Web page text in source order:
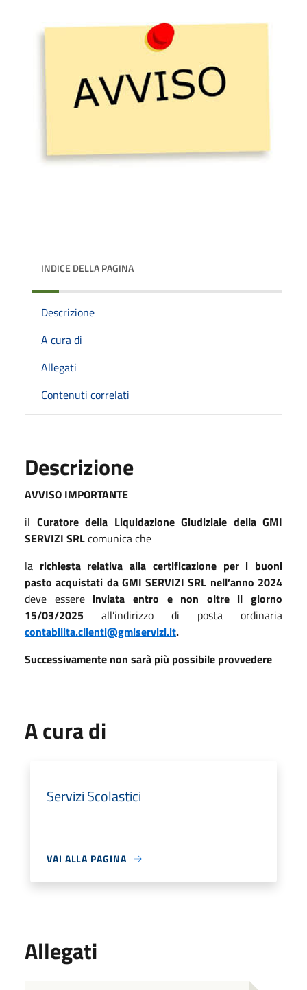
INDICE DELLA PAGINA
Descrizione
A cura di
Allegati
Contenuti correlati
Descrizione
AVVISO IMPORTANTE
il Curatore della Liquidazione Giudiziale della GMI
SERVIZI SRLcomunica che
la richiesta relativa alla certificazione per i buoni
pasto acquistati da GMI SERVIZI SRL nell’anno 2024
deve essere inviata entro e non oltre il giorno
15/03/2025 all’indirizzo di posta ordinaria
contabilita.clienti@gmiservizi.it.
Successivamente non sarà più possibile provvedere
A cura di
Servizi Scolastici
VAI ALLA PAGINA
Allegati